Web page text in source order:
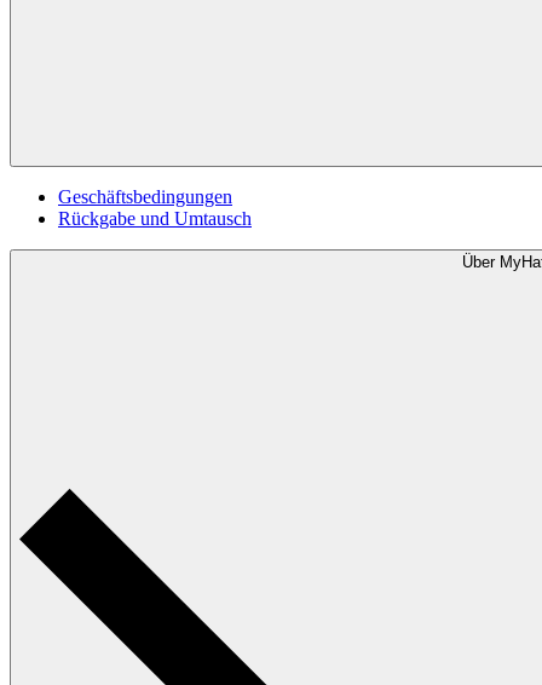
Geschäftsbedingungen
Rückgabe und Umtausch
Über